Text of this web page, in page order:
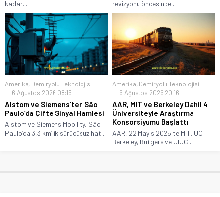
kadar...
revizyonu öncesinde...
Amerika, Demiryolu Teknolojisi
6 Ağustos 2026 08:15
Alstom ve Siemens’ten São
Paulo’da Çifte Sinyal Hamlesi
Alstom ve Siemens Mobility, São
Paulo’da 3,3 km’lik sürücüsüz hat...
Amerika, Demiryolu Teknolojisi
6 Ağustos 2026 20:16
AAR, MIT ve Berkeley Dahil 4
Üniversiteyle Araştırma
Konsorsiyumu Başlattı
AAR, 22 Mayıs 2025'te MIT, UC
Berkeley, Rutgers ve UIUC...